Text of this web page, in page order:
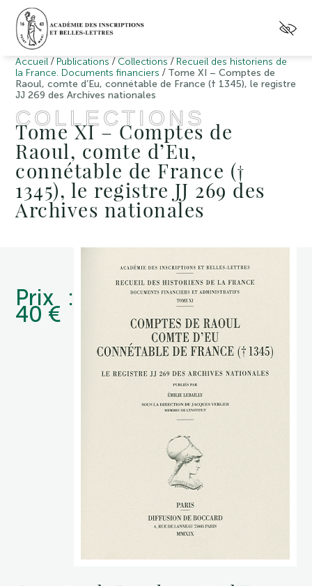
Accueil / Publications / Collections / Recueil des historiens de
la France. Documents financiers / Tome XI – Comptes de
Raoul, comte d’Eu, connétable de France († 1345), le registre
JJ 269 des Archives nationales
COLLECTIONS
Tome XI – Comptes de
Raoul, comte d’Eu,
connétable de France (†
1345), le registre JJ 269 des
Archives nationales
Prix :
40 €